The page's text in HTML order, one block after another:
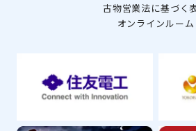
古物営業法に基づく
オンラインルーム